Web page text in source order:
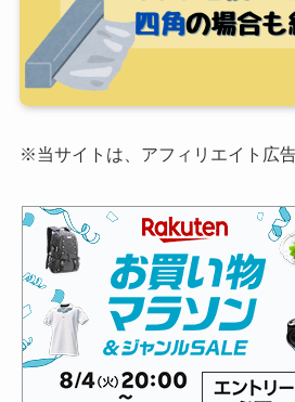
※当サイトは、アフィリエイト広